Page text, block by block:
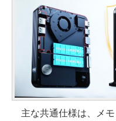
主な共通仕様は、メモ